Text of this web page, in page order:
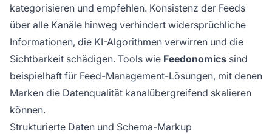
kategorisieren und empfehlen. Konsistenz der Feeds
über alle Kanäle hinweg verhindert widersprüchliche
Informationen, die KI-Algorithmen verwirren und die
Sichtbarkeit schädigen. Tools wie Feedonomics sind
beispielhaft für Feed-Management-Lösungen, mit denen
Marken die Datenqualität kanalübergreifend skalieren
können.
Strukturierte Daten und Schema-Markup